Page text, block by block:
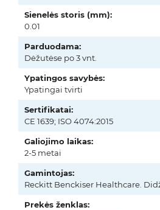
Sienelės storis (mm):
0.01
Parduodama:
Dėžutėse po 3 vnt.
Ypatingos savybės:
Ypatingai tvirti
Sertifikatai:
CE 1639; ISO 4074:2015
Galiojimo laikas:
2-5 metai
Gamintojas:
Reckitt Benckiser Healthcare.
Prekės ženklas: